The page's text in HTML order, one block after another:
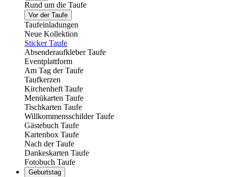
Rund um die Taufe
Vor der Taufe
Taufeinladungen
Neue Kollektion
Sticker Taufe
Absenderaufkleber Taufe
Eventplattform
Am Tag der Taufe
Taufkerzen
Kirchenheft Taufe
Menükarten Taufe
Tischkarten Taufe
Willkommensschilder Taufe
Gästebuch Taufe
Kartenbox Taufe
Nach der Taufe
Dankeskarten Taufe
Fotobuch Taufe
Geburtstag